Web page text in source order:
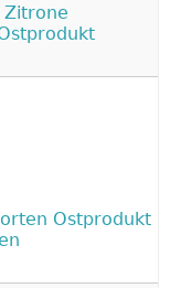
Zitrone
Ostprodukt